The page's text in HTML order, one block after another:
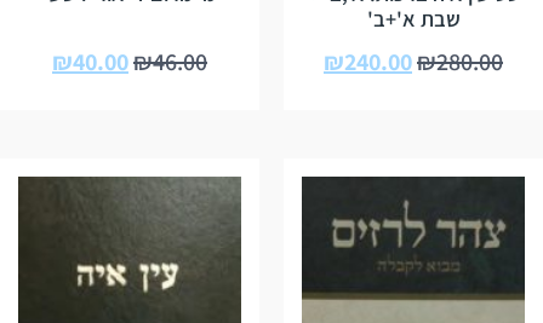
שבת א'+ב'
₪280.00
₪240.00
₪46.00
₪40.00